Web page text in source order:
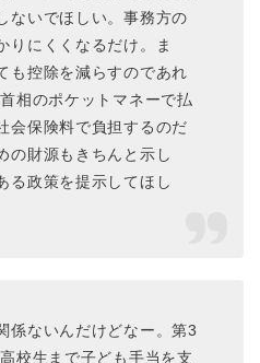
ないでほしい。事務方の
りにくくなるだけ。ま
も控除を減らすのであれ
相のポケットマネーで払
会保険料で負担するのだ
の財源もきちんと示し
る政策を提示してほし
係ないんだけどなー。第3
校生まで子ども手当を支